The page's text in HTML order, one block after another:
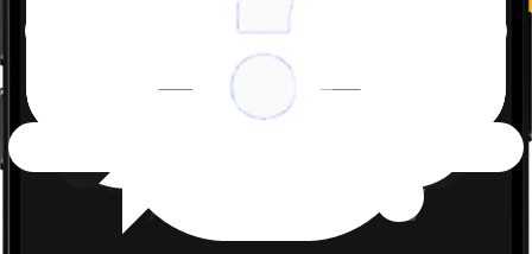
A molekulaszerkezetektől a kémiai reakciókig – kapj magyarázatot
bármely kémiai fogalomra.